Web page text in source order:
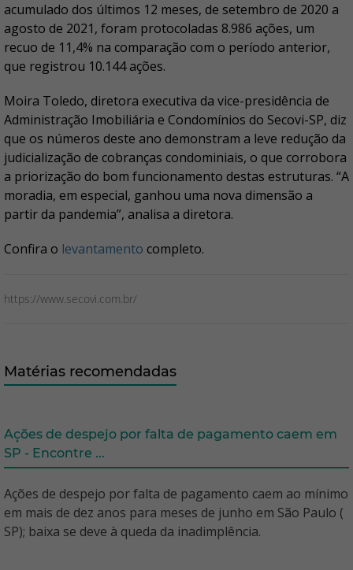
acumulado dos últimos 12 meses, de setembro de 2020 a
agosto de 2021, foram protocoladas 8.986 ações, um
recuo de 11,4% na comparação com o período anterior,
que registrou 10.144 ações.
Moira Toledo, diretora executiva da vice-presidência de
Administração Imobiliária e Condomínios do Secovi-SP, diz
que os números deste ano demonstram a leve redução da
judicialização de cobranças condominiais, o que corrobora
a priorização do bom funcionamento destas estruturas. “A
moradia, em especial, ganhou uma nova dimensão a
partir da pandemia”, analisa a diretora.
Confira o levantamento completo.
https://www.secovi.com.br/
Matérias recomendadas
Ações de despejo por falta de pagamento caem em
SP - Encontre ...
Ações de despejo por falta de pagamento caem ao mínimo
em mais de dez anos para meses de junho em São Paulo (
SP); baixa se deve à queda da inadimplência.